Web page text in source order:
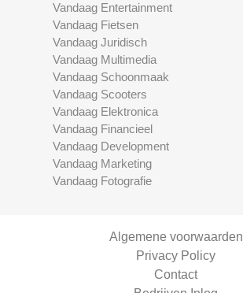
Vandaag Entertainment
Vandaag Fietsen
Vandaag Juridisch
Vandaag Multimedia
Vandaag Schoonmaak
Vandaag Scooters
Vandaag Elektronica
Vandaag Financieel
Vandaag Development
Vandaag Marketing
Vandaag Fotografie
Algemene voorwaarden
Privacy Policy
Contact